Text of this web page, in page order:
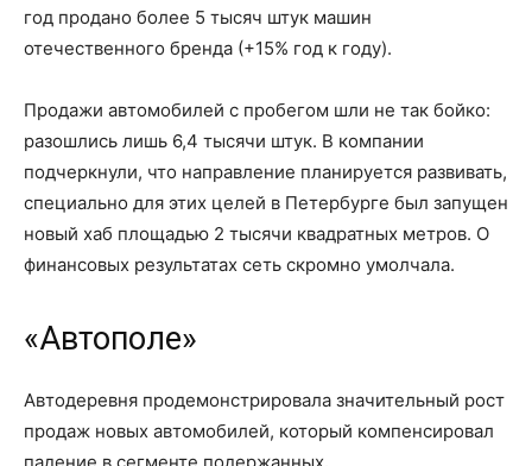
год продано более 5 тысяч штук машин
отечественного бренда (+15% год к году).
Продажи автомобилей с пробегом шли не так бойко:
разошлись лишь 6,4 тысячи штук. В компании
подчеркнули, что направление планируется развивать,
специально для этих целей в Петербурге был запущен
новый хаб площадью 2 тысячи квадратных метров. О
финансовых результатах сеть скромно умолчала.
«Автополе»
Автодеревня продемонстрировала значительный рост
продаж новых автомобилей, который компенсировал